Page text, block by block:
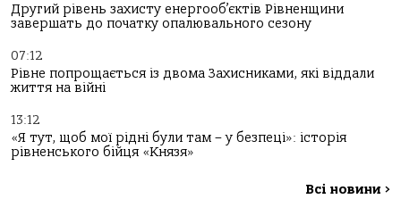
Другий рівень захисту енергооб’єктів Рівненщини
завершать до початку опалювального сезону
07:12
Рівне попрощається із двома Захисниками, які віддали
життя на війні
13:12
«Я тут, щоб мої рідні були там – у безпеці»: історія
рівненського бійця «Князя»
Всі новини >